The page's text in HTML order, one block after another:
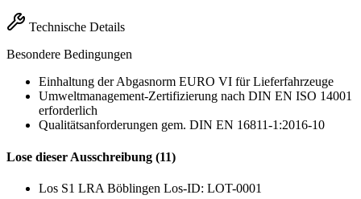
Technische Details
Besondere Bedingungen
Einhaltung der Abgasnorm EURO VI für Lieferfahrzeuge
Umweltmanagement-Zertifizierung nach DIN EN ISO 14001
erforderlich
Qualitätsanforderungen gem. DIN EN 16811-1:2016-10
Lose dieser Ausschreibung (11)
Los S1 LRA Böblingen Los-ID: LOT-0001